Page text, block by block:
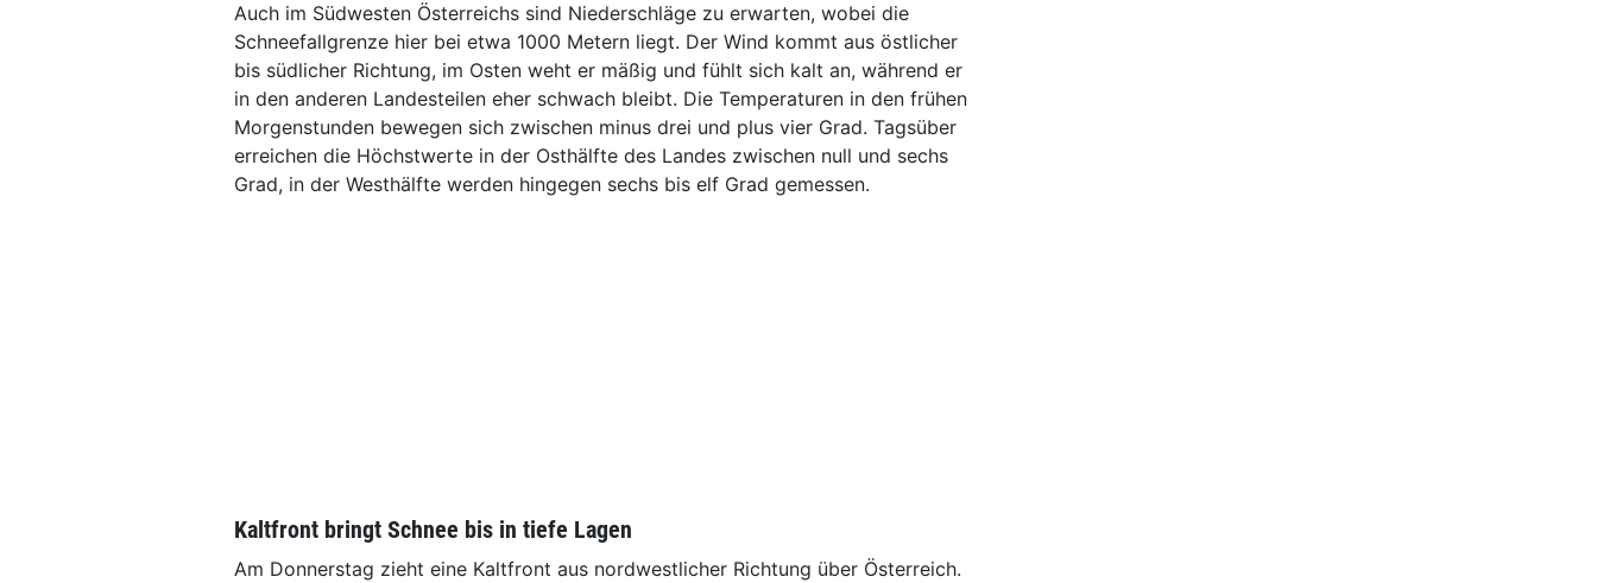
Auch im Südwesten Österreichs sind Niederschläge zu erwarten, wobei die
Schneefallgrenze hier bei etwa 1000 Metern liegt. Der Wind kommt aus östlicher
bis südlicher Richtung, im Osten weht er mäßig und fühlt sich kalt an, während er
in den anderen Landesteilen eher schwach bleibt. Die Temperaturen in den frühen
Morgenstunden bewegen sich zwischen minus drei und plus vier Grad. Tagsüber
erreichen die Höchstwerte in der Osthälfte des Landes zwischen null und sechs
Grad, in der Westhälfte werden hingegen sechs bis elf Grad gemessen.
Kaltfront bringt Schnee bis in tiefe Lagen
Am Donnerstag zieht eine Kaltfront aus nordwestlicher Richtung über Österreich.